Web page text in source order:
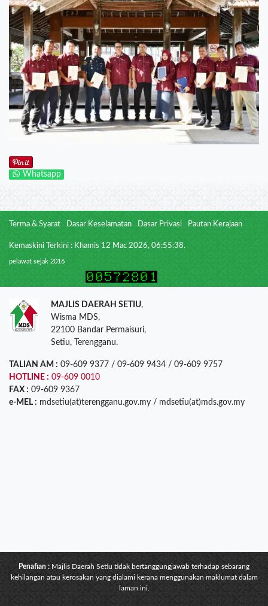
Whatsapp
Terma & Syarat Dasar Keselamatan Dasar Privasi Pautan Kerajaan
Kemaskini Terkini : Khamis 12 Mac 2026, 06:55:38.
pelawat sejak 2016
MAJLIS DAERAH SETIU,
Wisma MDS,
22100 Bandar Permaisuri,
Setiu, Terengganu.
TALIAN AM : 09-609 9377 / 09-609 9434 / 09-609 9757
HOTLINE : 09-609 0010
FAX : 09-609 9367
e-MEL : mdsetiu(at)terengganu.gov.my / mdsetiu(at)mds.gov.my
Penafian : Majlis Daerah Setiu tidak bertanggungjawab terhadap sebarang
kehilangan atau kerosakan yang dialami kerana menggunakan maklumat dalam
laman ini.